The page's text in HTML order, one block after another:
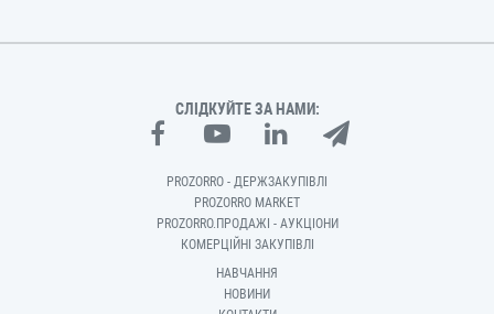
СЛІДКУЙТЕ ЗА НАМИ:
PROZORRO - ДЕРЖЗАКУПІВЛІ
PROZORRO MARKET
PROZORRO.ПРОДАЖІ - АУКЦІОНИ
КОМЕРЦІЙНІ ЗАКУПІВЛІ
НАВЧАННЯ
НОВИНИ